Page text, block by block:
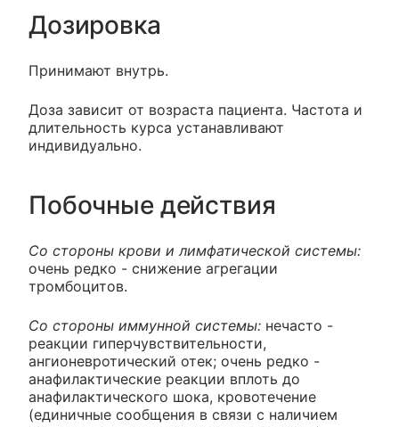
Дозировка
Принимают внутрь.
Доза зависит от возраста пациента. Частота и
длительность курса устанавливают
индивидуально.
Побочные действия
Со стороны крови и лимфатической системы:
очень редко - снижение агрегации
тромбоцитов.
Со стороны иммунной системы: нечасто -
реакции гиперчувствительности,
ангионевротический отек; очень редко -
анафилактические реакции вплоть до
анафилактического шока, кровотечение
(единичные сообщения в связи с наличием